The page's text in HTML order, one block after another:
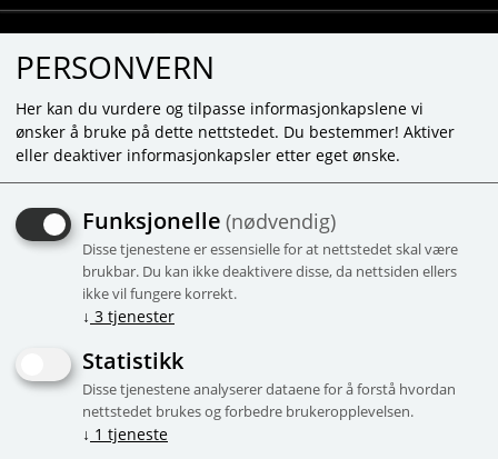
SKUMMANDE
BADTABLETT - HÄST
Mango - 25g
PERSONVERN
Her kan du vurdere og tilpasse informasjonkapslene vi
ønsker å bruke på dette nettstedet. Du bestemmer! Aktiver
eller deaktiver informasjonkapsler etter eget ønske.
Funksjonelle (nødvendig)
Disse tjenestene er essensielle for at nettstedet skal være
brukbar. Du kan ikke deaktivere disse, da nettsiden ellers
ikke vil fungere korrekt.
↓ 3 tjenester
Statistikk
Disse tjenestene analyserer dataene for å forstå hvordan
nettstedet brukes og forbedre brukeropplevelsen.
↓ 1 tjeneste